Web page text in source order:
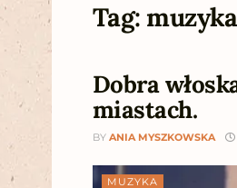
Tag:
Dobra
miastach.
BY ANIA MYSZKOWSKA
MUZYKA